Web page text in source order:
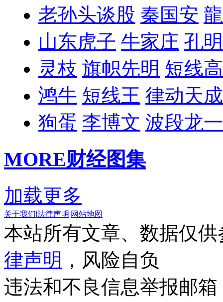
老孙头谈股 秦国安
山东虎子 牛家庄 孔
灵枝 旗帜先明 短线
鸿牛 短线王 律动天成
狗蛋 李博文 波段龙一
MORE财经图集
加载更多
关于我们|法律声明|网站地图
本站所有文章、数据仅
律声明 ，风险自负
违法和不良信息举报邮箱